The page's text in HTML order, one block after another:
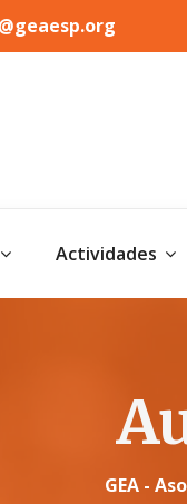
Actividades
GEA -